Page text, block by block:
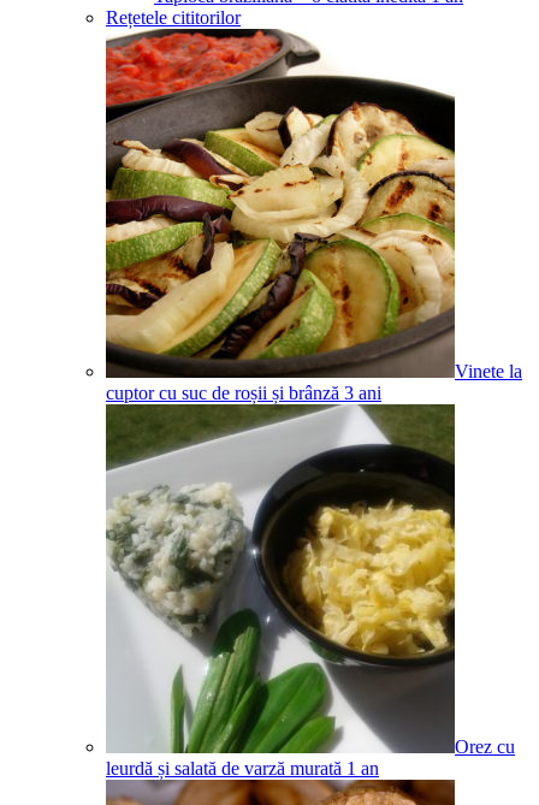
Rețetele cititorilor
Vinete la
cuptor cu suc de roșii și brânză 3 ani
Orez cu
leurdă și salată de varză murată 1 an